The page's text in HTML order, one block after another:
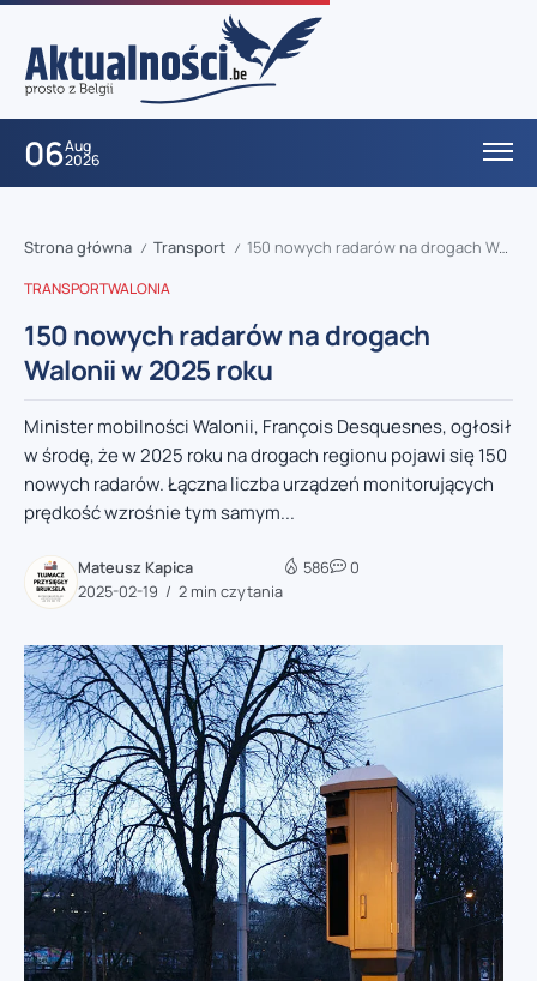
06Aug
2026
Strona główna / Transport / 150 nowych radarów na drogach Walonii w 2025 roku
TRANSPORTWALONIA
150 nowych radarów na drogach
Walonii w 2025 roku
Minister mobilności Walonii, François Desquesnes, ogłosił
w środę, że w 2025 roku na drogach regionu pojawi się 150
nowych radarów. Łączna liczba urządzeń monitorujących
prędkość wzrośnie tym samym...
Mateusz Kapica
2025-02-19
2 min czytania
586 0